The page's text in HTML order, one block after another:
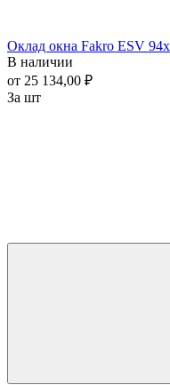
Оклад окна Fakro ESV
В наличии
от 25 134,00 ₽
За шт